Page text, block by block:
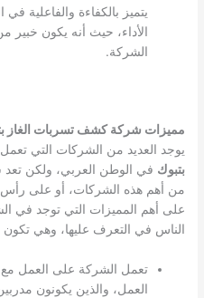
يتميز بالكفاءة والفاعلية
الأداء، حيث أنه يكون
الشركة.
مميزات شركة كشف تسربات الغاز
يوجد العديد من الشركات التي
بتبوك في الوطن العربي، ولكن
من أهم هذه الشركات، أو على
على أهم المميزات التي توجد في
الناس في التعرف عليها، وهي تكون
تعمل الشركة على العمل مع
العمل، والذين يكونون